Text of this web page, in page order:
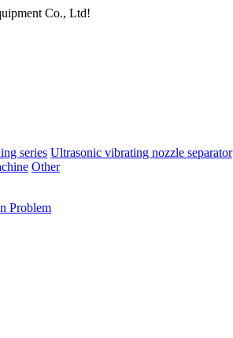
Co., Ltd!
series Ultrasonic vibrating nozzle separator
Other
Problem